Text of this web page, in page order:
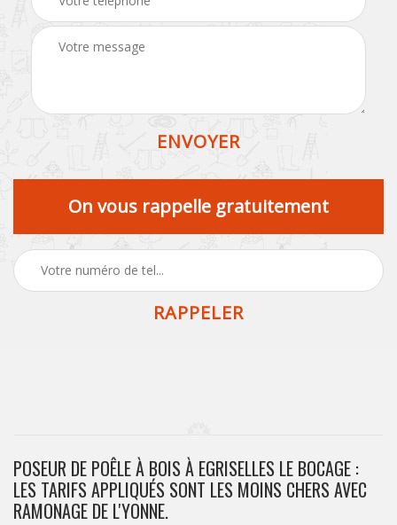
On vous rappelle gratuitement
POSEUR DE POÊLE À BOIS À EGRISELLES LE BOCAGE :
LES TARIFS APPLIQUÉS SONT LES MOINS CHERS AVEC
RAMONAGE DE L'YONNE.